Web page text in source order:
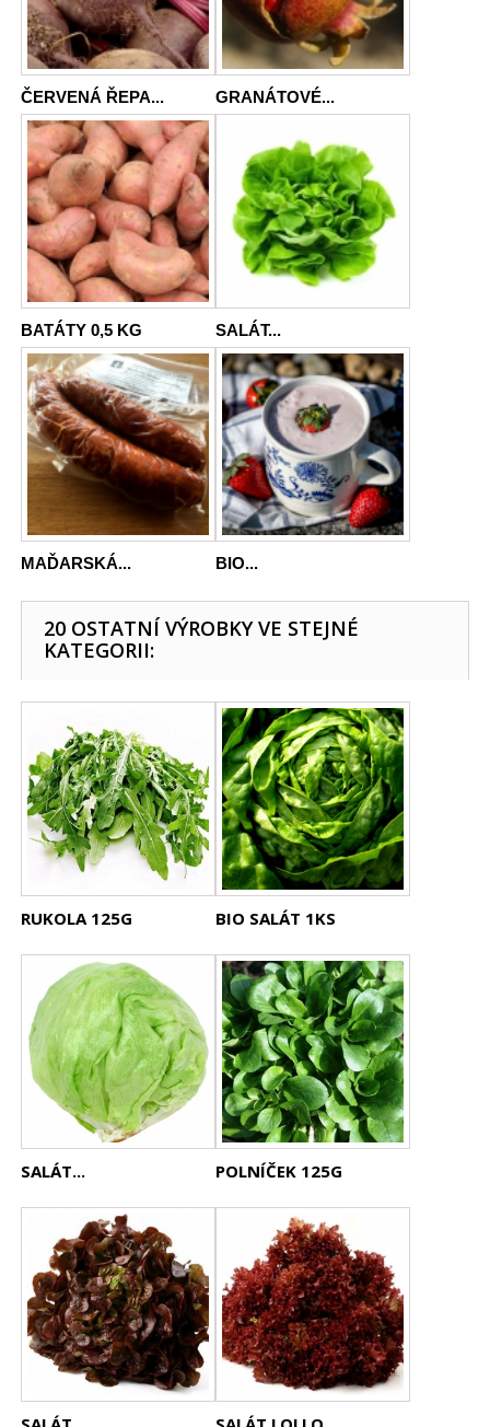
ČERVENÁ ŘEPA... GRANÁTOVÉ...
BATÁTY 0,5 KG SALÁT...
MAĎARSKÁ... BIO...
20 OSTATNÍ VÝROBKY VE STEJNÉ
KATEGORII:
RUKOLA 125G BIO SALÁT 1KS
SALÁT... POLNÍČEK 125G